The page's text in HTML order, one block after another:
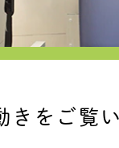
きをご覧